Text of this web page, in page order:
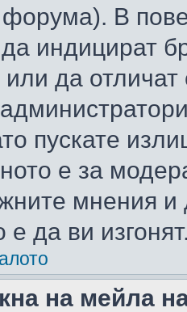
В
да индицират
или да
пускате
е за
мнения
да ви
на мейла